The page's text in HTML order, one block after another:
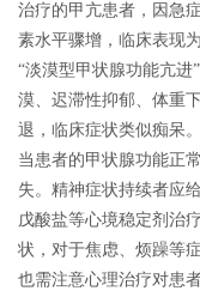
治疗的甲亢患者，因急
素水平骤增，临床表现
“淡漠型甲状腺功能亢进
漠、迟滞性抑郁、体重
退，临床症状类似痴呆。
当患者的甲状腺功能正
失。 精神症状持续者应
戊酸盐等心境稳定剂治
状，对于焦虑、烦躁等
也需注意心理治疗对患